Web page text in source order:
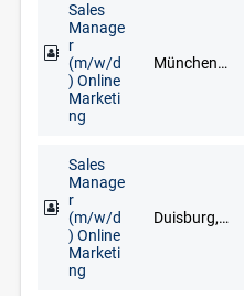
Sales
Manage
r
(m/w/d
) Online
Marketi
ng
München, Neuburg an der Donau, Schrobenhausen
Sales
Manage
r
(m/w/d
) Online
Marketi
ng
Duisburg, Düsseldorf, Erkelenz, Kleve, Krefeld, Mönchengladbach, Mülheim an der Ruhr, Wesel, Wuppertal